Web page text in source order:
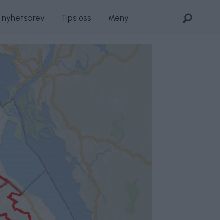
nyhetsbrev Tips oss Meny